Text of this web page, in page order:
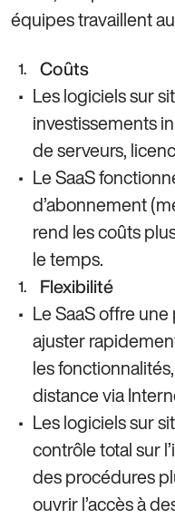
équipes travaillent
Coûts
Les logiciels sur
investissements
de serveurs,
Le SaaS
d’abonnement
rend les coûts
le temps.
Flexibilité
Le SaaS offre
ajuster
les
distance via
Les logiciels sur
contrôle total sur
des procédures
ouvrir l’accès à